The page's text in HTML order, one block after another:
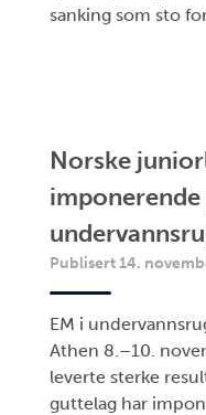
sanking som sto
Norske
imponerende
Publisert 14.
EM i
Athen 8.–10.
leverte sterke
guttelag har